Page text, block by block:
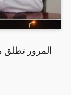
المرور تطلق